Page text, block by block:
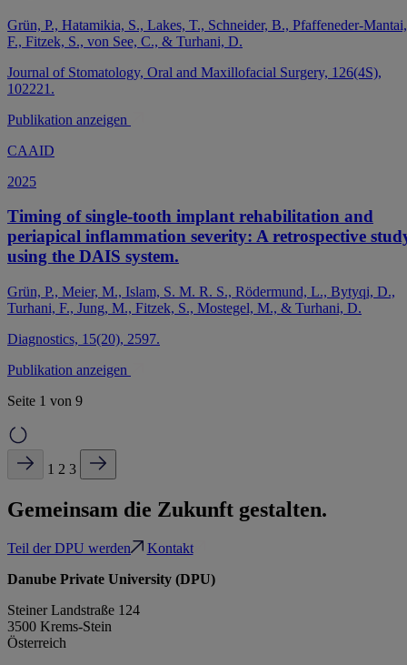
Grün, P., Hatamikia, S., Lakes, T., Schneider, B., Pfaffeneder-Mantai,
F., Fitzek, S., von See, C., & Turhani, D.
Journal of Stomatology, Oral and Maxillofacial Surgery, 126(4S),
102221.
Publikation anzeigen
CAAID
2025
Timing of single-tooth implant rehabilitation and
periapical inflammation severity: A retrospective
using the DAIS system.
Grün, P., Meier, M., Islam, S. M. R. S., Rödermund, L., Bytyqi, D.,
Turhani, F., Jung, M., Fitzek, S., Mostegel, M., & Turhani, D.
Diagnostics, 15(20), 2597.
Publikation anzeigen
Seite 1 von 9
1 2 3
Gemeinsam die Zukunft gestalten.
Teil der DPU werden
Kontakt
Danube Private University (DPU)
Steiner Landstraße 124
3500 Krems-Stein
Österreich